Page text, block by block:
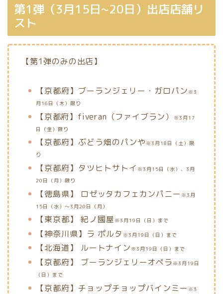
第1弾（3月15日~20日）出店店舗リ
スト
【第1弾のみの出店】
【京都府】ブーランジェリー・ガロパン ※3
月16日（木）限り
【京都府】fiveran（ファイブラン）
※3月17
日（金）限り
【京都府】ぶどう畑のパンや ※3月18日（土）限
り
【京都府】タツヒトサトイ ※3月15日（水）、3月
20日（月）限り
【徳島県】 ロゼッタカフェカンパニー ※3月
15日（水）～3月20日（月）
【東京都】 紀ノ國屋 ※3月19日（日）まで
【神奈川県】ラ ポルタ ※3月19日（日）まで
【北海道】 ルートナイン ※3月19日（日）まで
【京都府】 ブーランジェリーオペラ ※3月19日
（日）まで
【京都府】チョップチョップバインミー ※3